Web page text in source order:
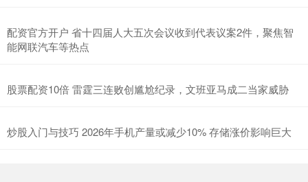
配资官方开户 省十四届人大五次会议收到代表议案2件，聚焦智
能网联汽车等热点
股票配资10倍 雷霆三连败创尴尬纪录，文班亚马成二当家威胁
炒股入门与技巧 2026年手机产量或减少10% 存储涨价影响巨大